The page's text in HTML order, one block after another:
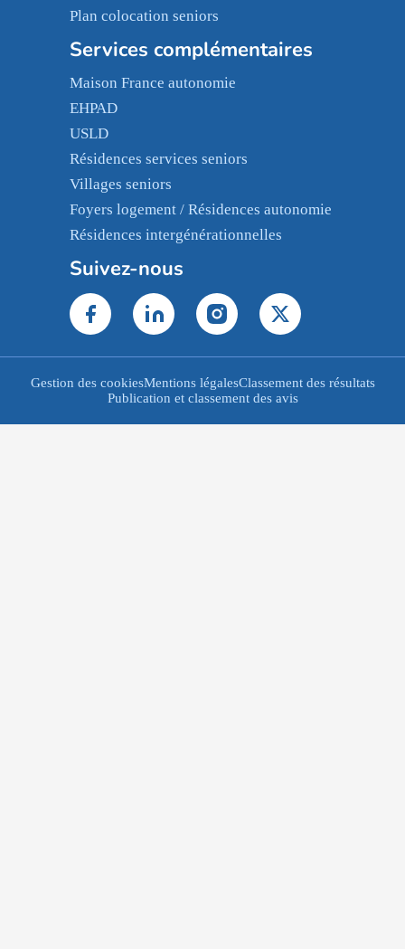
Plan colocation seniors
Services complémentaires
Maison France autonomie
EHPAD
USLD
Résidences services seniors
Villages seniors
Foyers logement / Résidences autonomie
Résidences intergénérationnelles
Suivez-nous
Gestion des cookiesMentions légalesClassement des résultats
Publication et classement des avis